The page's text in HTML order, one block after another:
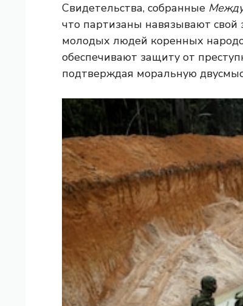
Свидетельства, собранные
что партизаны навязывают свой
молодых людей коренных
обеспечивают защиту от
подтверждая моральную